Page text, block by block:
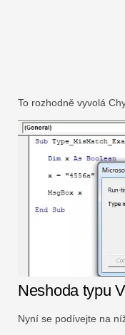
To rozhodně vyvolá
Neshoda typu
Nyní se podívejte na